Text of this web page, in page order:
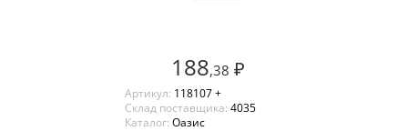
188,38 ₽
Артикул: 118107 +
Склад поставщика: 4035
Каталог: Оазис